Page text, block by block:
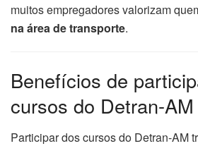
muitos empregadores valorizam
na área de transporte.
Benefícios de
cursos do Detran-AM
Participar dos cursos do Detran-AM